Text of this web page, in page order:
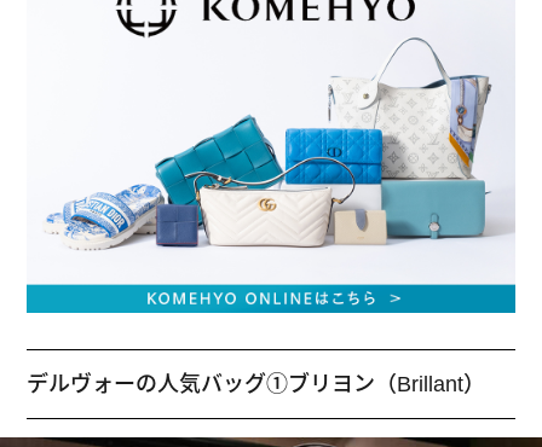
デルヴォーの人気バッグ①ブリヨン（Brillant）